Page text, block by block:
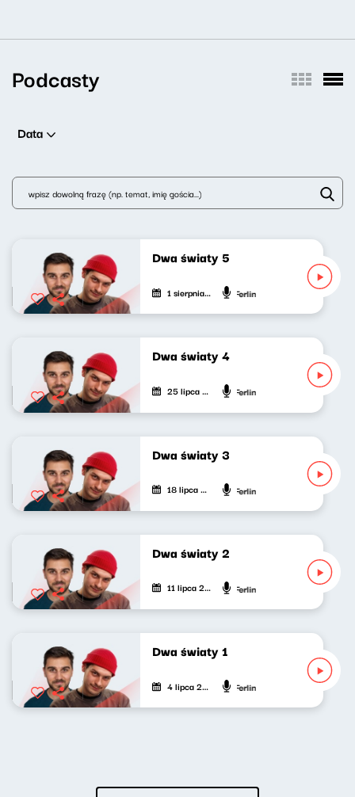
Podcasty
Data
Dwa światy 5
1 sierpnia 2026
Mikołaj Tyczyński, Jakub Ferlin
Dwa światy 4
25 lipca 2026
Mikołaj Tyczyński, Jakub Ferlin
Dwa światy 3
18 lipca 2026
Mikołaj Tyczyński, Jakub Ferlin
Dwa światy 2
11 lipca 2026
Mikołaj Tyczyński, Jakub Ferlin
Dwa światy 1
4 lipca 2026
Mikołaj Tyczyński, Jakub Ferlin